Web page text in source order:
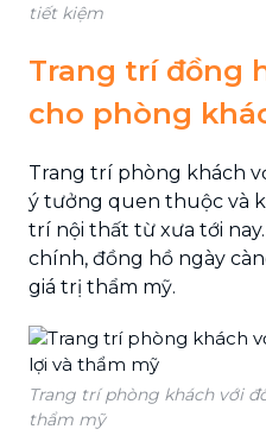
tiết kiệm
Trang trí đồng
cho phòng
Trang trí phòng khách
ý tưởng quen thuộc và
trí nội thất từ xưa tới
chính, đồng hồ ngày
giá trị thẩm mỹ.
Trang trí phòng khách với
thẩm mỹ